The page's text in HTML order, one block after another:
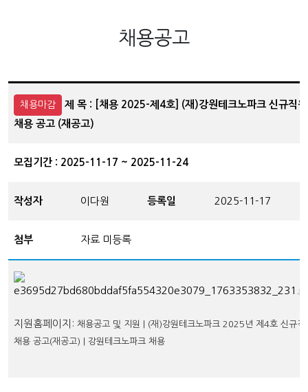
채용공고
채용마감
제 목 : [채용 2025-제4호] (재)강원테크노파크 신규직원
채용 공고 (재공고)
모집기간 : 2025-11-17 ~ 2025-11-24
작성자 이다원 등록일 2025-11-17
첨부 자료 미등록
지원홈페이지: 채용공고 및 지원 | (재)강원테크노파크 2025년 제4호 신규직
채용 공고(재공고) | 강원테크노파크 채용